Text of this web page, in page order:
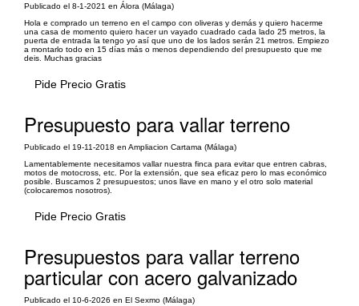
Publicado el 8-1-2021 en Álora (Málaga)
Hola e comprado un terreno en el campo con oliveras y demás y quiero hacerme
una casa de momento quiero hacer un vayado cuadrado cada lado 25 metros, la
puerta de entrada la tengo yo así que uno de los lados serán 21 metros. Empiezo
a montarlo todo en 15 días más o menos dependiendo del presupuesto que me
deis. Muchas gracias
Pide Precio Gratis
Presupuesto para vallar terreno
Publicado el 19-11-2018 en Ampliacion Cartama (Málaga)
Lamentablemente necesitamos vallar nuestra finca para evitar que entren cabras,
motos de motocross, etc. Por la extensión, que sea eficaz pero lo mas económico
posible. Buscamos 2 presupuestos; unos llave en mano y el otro solo material
(colocaremos nosotros).
Pide Precio Gratis
Presupuestos para vallar terreno
particular con acero galvanizado
Publicado el 10-6-2026 en El Sexmo (Málaga)